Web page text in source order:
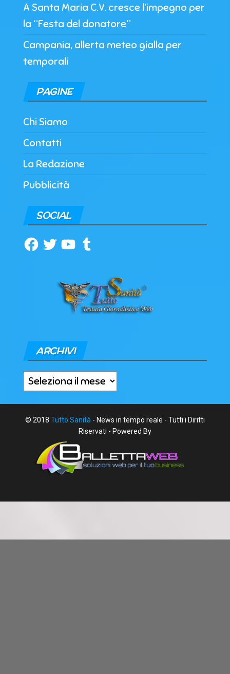
A Santa Maria C.V. cresce l’impegno per
la “Festa del donatore”
Campania, allerta meteo gialla per
temporali
PAGINE
Chi Siamo
Contatti
La Redazione
Pubblicità
SOCIAL
Facebook
TwitterYouTubeTumblr
ARCHIVI
Archivi
© 2018 Tutto Sanità - News in tempo reale - Tutti i Diritti
Riservati - Powered By